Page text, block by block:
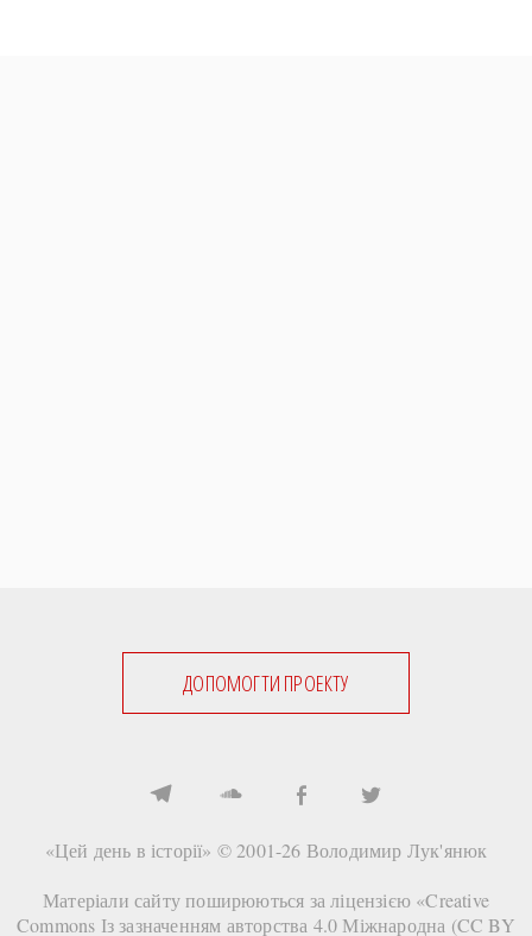
ДОПОМОГТИ ПРОЕКТУ
«Цей день в історії» © 2001-26 Володимир Лук'янюк
Матеріали сайту поширюються за ліцензією «Creative
Commons Із зазначенням авторства 4.0 Міжнародна (CC BY